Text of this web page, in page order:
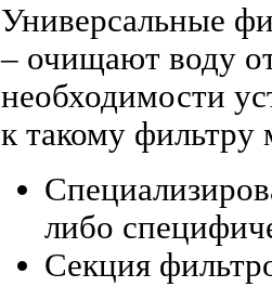
Универсальные
– очищают воду
необходимости
к такому фильтру
либо
Секция